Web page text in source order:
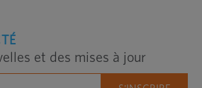
et des mises à jour